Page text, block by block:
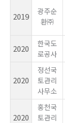
2019
광주순
환㈜
2020
한국도
로공사
2020
정선국
토관리
사무소
2020
홍천국
토관리